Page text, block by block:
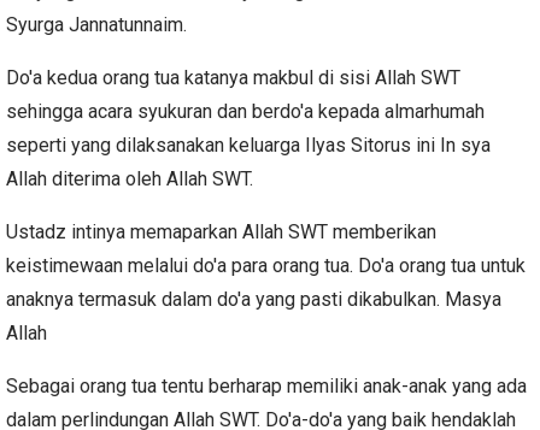
Syurga Jannatunnaim.
Do'a kedua orang tua katanya makbul di sisi Allah SWT
sehingga acara syukuran dan berdo'a kepada almarhumah
seperti yang dilaksanakan keluarga Ilyas Sitorus ini In sya
Allah diterima oleh Allah SWT.
Ustadz intinya memaparkan Allah SWT memberikan
keistimewaan melalui do'a para orang tua. Do'a orang tua untuk
anaknya termasuk dalam do'a yang pasti dikabulkan. Masya
Allah
Sebagai orang tua tentu berharap memiliki anak-anak yang ada
dalam perlindungan Allah SWT. Do'a-do'a yang baik hendaklah